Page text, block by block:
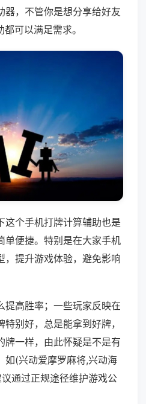
器，不管你是想分享给好友
可以满足需求。
这个手机打牌计算辅助也是
单便捷。特别是在大家手机
，提升游戏体验，避免影响
提高胜率；一些玩家反映在
别好，总是能拿到好牌，
牌一样，由此怀疑是不是有
如(兴动爱摩罗麻将,兴动海
通过正规途径维护游戏公